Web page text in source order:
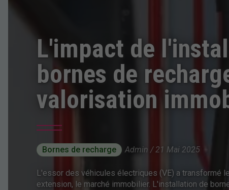
L'impact de
bornes de
valorisation
Bornes de recharge Admin / 21 Mai 2025
L'essor des véhicules électriques (VE) a transformé
extension, le marché immobilier. L'installation de